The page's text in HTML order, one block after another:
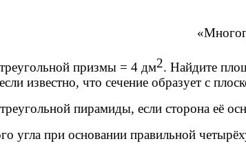
призмы = 4 дм2. Найдите
известно, что сечение образует с
пирамиды, если сторона её
угла при основании правильной